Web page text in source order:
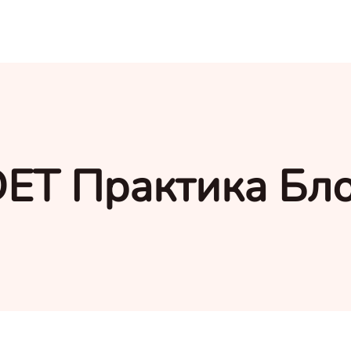
Практика